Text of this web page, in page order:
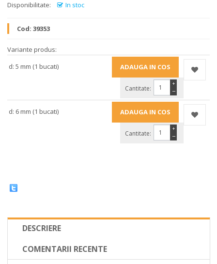
Disponibilitate:
In stoc
Cod: 39353
Variante produs:
d: 5 mm (1 bucati)
Cantitate: −
+
d: 6 mm (1 bucati)
Cantitate: −
+
DESCRIERE
COMENTARII RECENTE